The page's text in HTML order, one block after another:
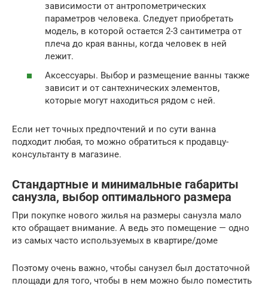
зависимости от антропометрических
параметров человека. Следует приобретать
модель, в которой остается 2-3 сантиметра от
плеча до края ванны, когда человек в ней
лежит.
Аксессуары. Выбор и размещение ванны также
зависит и от сантехнических элементов,
которые могут находиться рядом с ней.
Если нет точных предпочтений и по сути ванна
подходит любая, то можно обратиться к продавцу-
консультанту в магазине.
Стандартные и минимальные габариты
санузла, выбор оптимального размера
При покупке нового жилья на размеры санузла мало
кто обращает внимание. А ведь это помещение — одно
из самых часто используемых в квартире/доме
Поэтому очень важно, чтобы санузел был достаточной
площади для того, чтобы в нем можно было поместить